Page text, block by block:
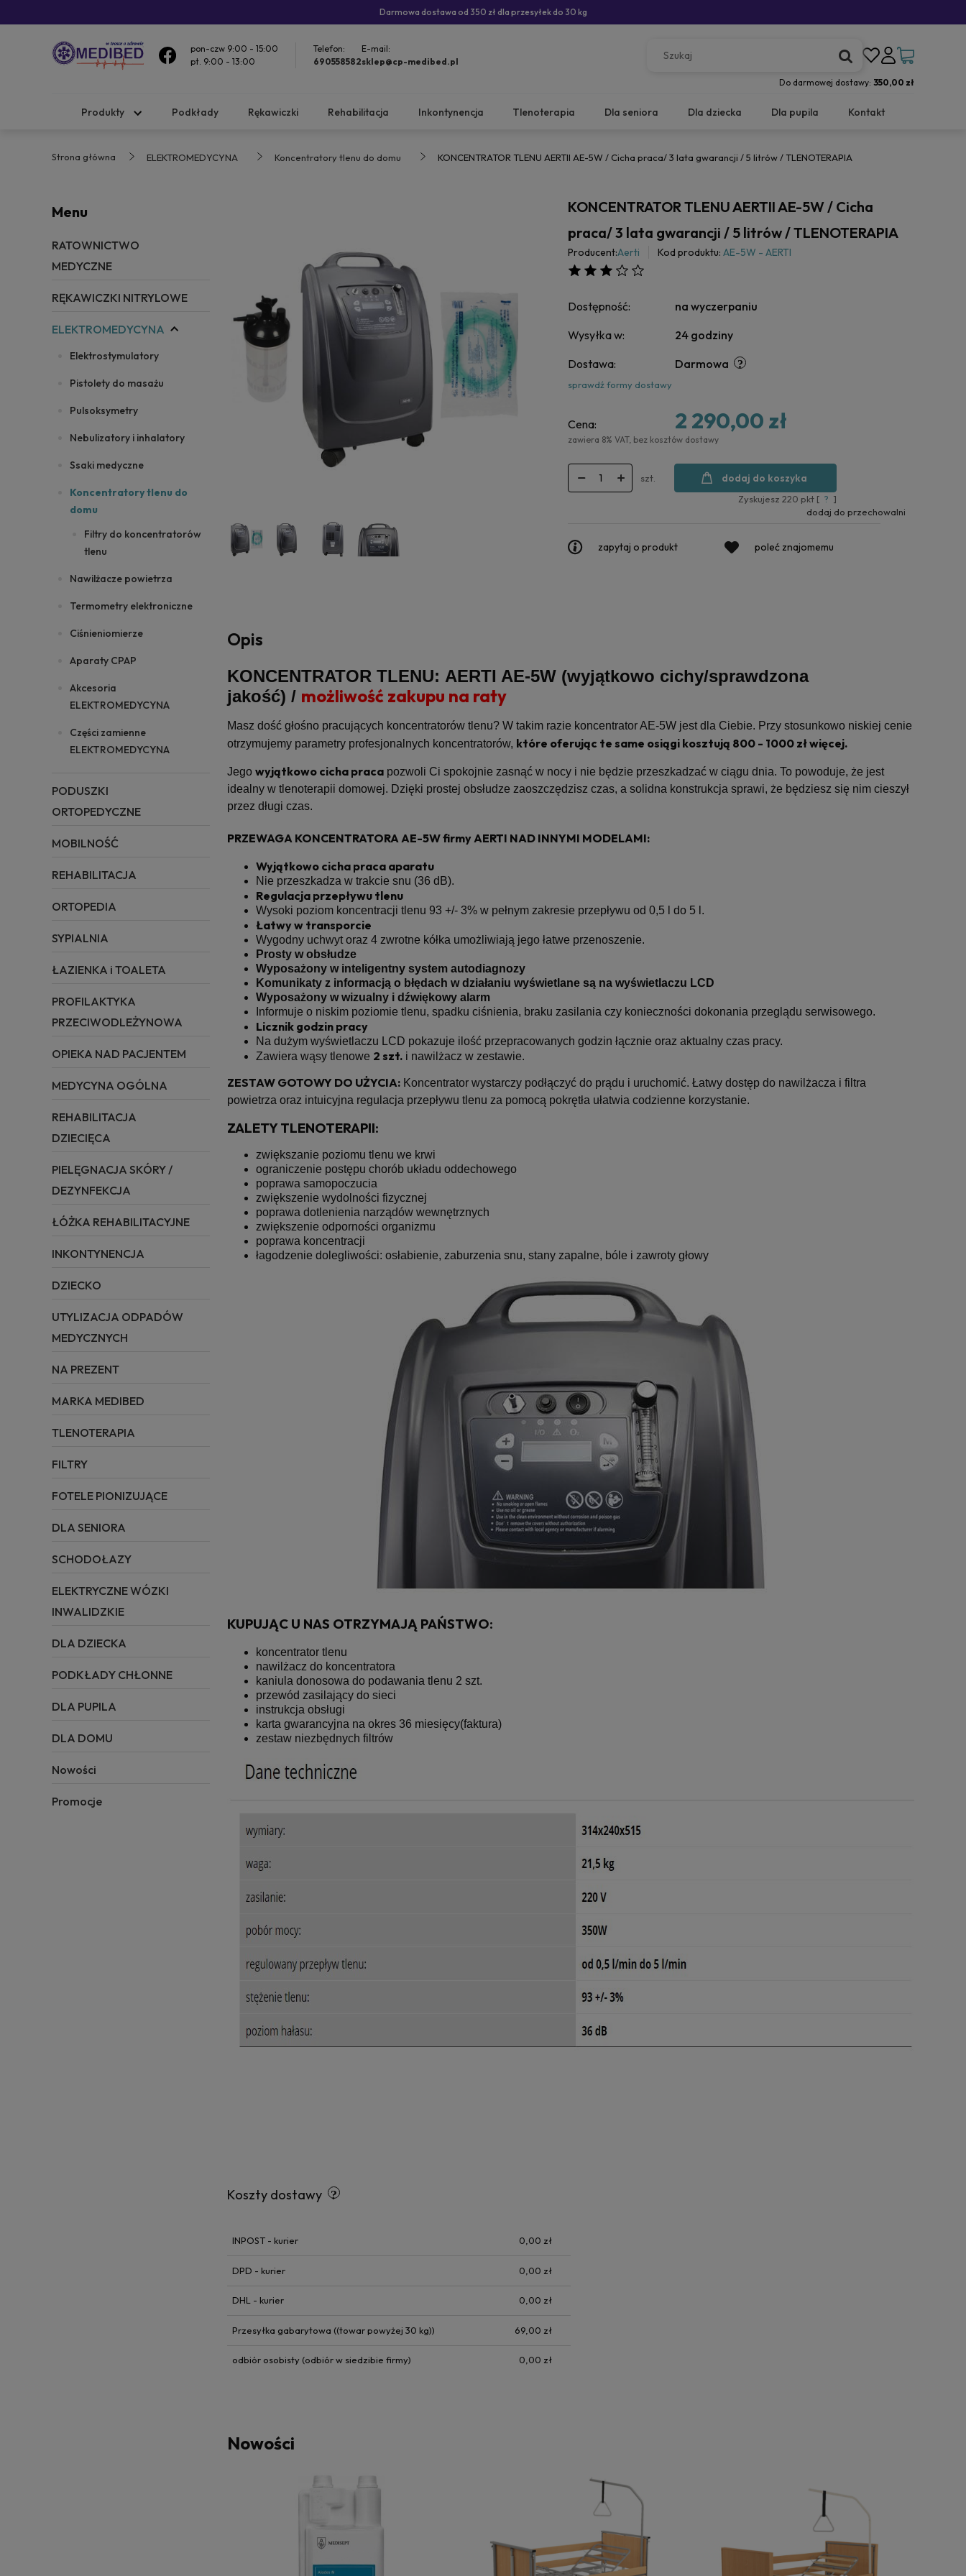
Darmowa dostawa od 350 zł dla przesyłek do 30 kg
pon-czw 9:00 - 15:00
pt. 9:00 - 13:00
Telefon:
690558582
E-mail:
sklep@cp-medibed.pl
Do darmowej dostawy: 350,00 zł
Produkty Podkłady Rękawiczki Rehabilitacja Inkontynencja Tlenoterapia Dla seniora Dla dziecka Dla pupila Kontakt
Strona główna ELEKTROMEDYCYNA Koncentratory tlenu do domu KONCENTRATOR TLENU AERTII AE-5W / Cicha praca/ 3 lata gwarancji / 5 litrów / TLENOTERAPIA
Menu
RATOWNICTWO
MEDYCZNE
RĘKAWICZKI NITRYLOWE
ELEKTROMEDYCYNA
Elektrostymulatory
Pistolety do masażu
Pulsoksymetry
Nebulizatory i inhalatory
Ssaki medyczne
Koncentratory tlenu do
domu
Filtry do koncentratorów
tlenu
Nawilżacze powietrza
Termometry elektroniczne
Ciśnieniomierze
Aparaty CPAP
Akcesoria
ELEKTROMEDYCYNA
Części zamienne
ELEKTROMEDYCYNA
PODUSZKI
ORTOPEDYCZNE
MOBILNOŚĆ
REHABILITACJA
ORTOPEDIA
SYPIALNIA
ŁAZIENKA i TOALETA
PROFILAKTYKA
PRZECIWODLEŻYNOWA
OPIEKA NAD PACJENTEM
MEDYCYNA OGÓLNA
REHABILITACJA
DZIECIĘCA
PIELĘGNACJA SKÓRY /
DEZYNFEKCJA
ŁÓŻKA REHABILITACYJNE
INKONTYNENCJA
DZIECKO
UTYLIZACJA ODPADÓW
MEDYCZNYCH
NA PREZENT
MARKA MEDIBED
TLENOTERAPIA
FILTRY
FOTELE PIONIZUJĄCE
DLA SENIORA
SCHODOŁAZY
ELEKTRYCZNE WÓZKI
INWALIDZKIE
DLA DZIECKA
PODKŁADY CHŁONNE
DLA PUPILA
DLA DOMU
Nowości
Promocje
KONCENTRATOR TLENU AERTII AE-5W / Cicha
praca/ 3 lata gwarancji / 5 litrów / TLENOTERAPIA
Producent:Aerti Kod produktu: AE-5W - AERTI
Dostępność:
na wyczerpaniu
Wysyłka w:
24 godziny
Dostawa:
Darmowa
sprawdź formy dostawy
Cena: 2 290,00 zł
zawiera 8% VAT, bez kosztów dostawy
szt. dodaj do koszyka
Zyskujesz 220 pkt [ ? ]
dodaj do przechowalni
zapytaj o produkt poleć znajomemu
Opis
KONCENTRATOR TLENU: AERTI AE-5W (wyjątkowo cichy/sprawdzona
jakość) / możliwość zakupu na raty
Masz dość głośno pracujących koncentratorów tlenu? W takim razie koncentrator AE-5W jest dla Ciebie. Przy stosunkowo niskiej cenie
otrzymujemy parametry profesjonalnych koncentratorów, które oferując te same osiągi kosztują 800 - 1000 zł więcej.
Jego wyjątkowo cicha praca pozwoli Ci spokojnie zasnąć w nocy i nie będzie przeszkadzać w ciągu dnia. To powoduje, że jest
idealny w tlenoterapii domowej. Dzięki prostej obsłudze zaoszczędzisz czas, a solidna konstrukcja sprawi, że będziesz się nim cieszył
przez długi czas.
PRZEWAGA KONCENTRATORA AE-5W firmy AERTI NAD INNYMI MODELAMI:
Wyjątkowo cicha praca aparatu
Nie przeszkadza w trakcie snu (36 dB).
Regulacja przepływu tlenu
Wysoki poziom koncentracji tlenu 93 +/- 3% w pełnym zakresie przepływu od 0,5 l do 5 l.
Łatwy w transporcie
Wygodny uchwyt oraz 4 zwrotne kółka umożliwiają jego łatwe przenoszenie.
Prosty w obsłudze
Wyposażony w inteligentny system autodiagnozy
Komunikaty z informacją o błędach w działaniu wyświetlane są na wyświetlaczu LCD
Wyposażony w wizualny i dźwiękowy alarm
Informuje o niskim poziomie tlenu, spadku ciśnienia, braku zasilania czy konieczności dokonania przeglądu serwisowego.
Licznik godzin pracy
Na dużym wyświetlaczu LCD pokazuje ilość przepracowanych godzin łącznie oraz aktualny czas pracy.
Zawiera wąsy tlenowe 2 szt. i nawilżacz w zestawie.
ZESTAW GOTOWY DO UŻYCIA: Koncentrator wystarczy podłączyć do prądu i uruchomić. Łatwy dostęp do nawilżacza i filtra
powietrza oraz intuicyjna regulacja przepływu tlenu za pomocą pokrętła ułatwia codzienne korzystanie.
ZALETY TLENOTERAPII:
zwiększanie poziomu tlenu we krwi
ograniczenie postępu chorób układu oddechowego
poprawa samopoczucia
zwiększenie wydolności fizycznej
poprawa dotlenienia narządów wewnętrznych
zwiększenie odporności organizmu
poprawa koncentracji
łagodzenie dolegliwości: osłabienie, zaburzenia snu, stany zapalne, bóle i zawroty głowy
KUPUJĄC U NAS OTRZYMAJĄ PAŃSTWO:
koncentrator tlenu
nawilżacz do koncentratora
kaniula donosowa do podawania tlenu 2 szt.
przewód zasilający do sieci
instrukcja obsługi
karta gwarancyjna na okres 36 miesięcy(faktura)
zestaw niezbędnych filtrów
Koszty dostawy
INPOST - kurier 0,00 zł
DPD - kurier 0,00 zł
DHL - kurier 0,00 zł
Przesyłka gabarytowa ((towar powyżej 30 kg)) 69,00 zł
odbiór osobisty(odbiór w siedzibie firmy) 0,00 zł
Nowości